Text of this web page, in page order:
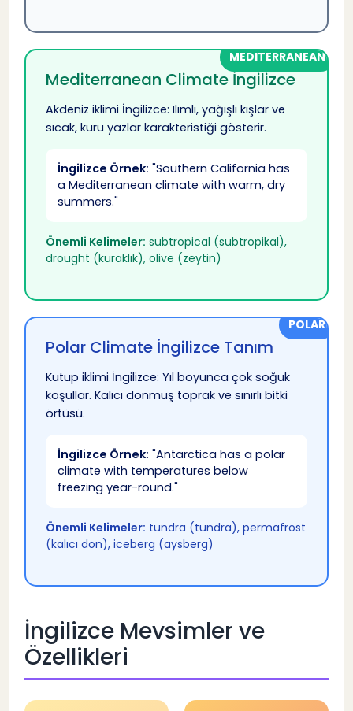
MEDITERRANEAN
Mediterranean Climate İngilizce
Akdeniz iklimi İngilizce: Ilımlı, yağışlı kışlar ve
sıcak, kuru yazlar karakteristiği gösterir.
İngilizce Örnek: "Southern California has
a Mediterranean climate with warm, dry
summers."
Önemli Kelimeler: subtropical (subtropikal),
drought (kuraklık), olive (zeytin)
POLAR
Polar Climate İngilizce Tanım
Kutup iklimi İngilizce: Yıl boyunca çok soğuk
koşullar. Kalıcı donmuş toprak ve sınırlı bitki
örtüsü.
İngilizce Örnek: "Antarctica has a polar
climate with temperatures below
freezing year-round."
Önemli Kelimeler: tundra (tundra), permafrost
(kalıcı don), iceberg (aysberg)
İngilizce Mevsimler ve
Özellikleri